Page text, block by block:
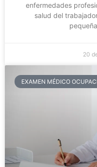
enfermedades
salud del
20
EXAMEN MÉDICO